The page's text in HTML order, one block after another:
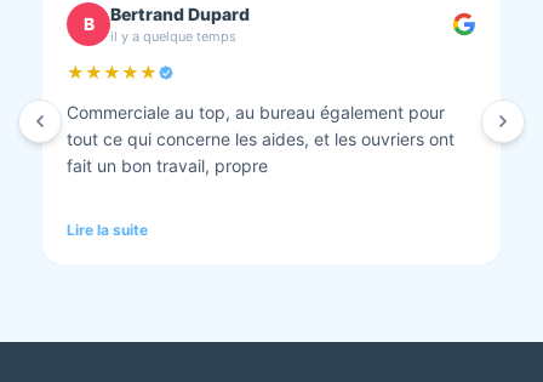
C chantal BOURBONNAIS
il y a quelque temps
★★★★★
Isolation combles et rénovation façade réalisés.
Travaux bien faits. Personnel au top minutieux et
tout est nickel quand ils ont finis. Vous pouvez y
Lire la suite